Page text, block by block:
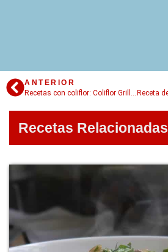
ANTERIOR
Recetas Relacionadas